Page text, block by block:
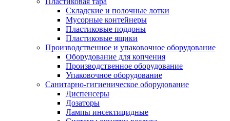
Складские и полочные лотки
Мусорные контейнеры
Пластиковые поддоны
Пластиковые ящики
Производственное и упаковочное оборудование
Оборудование для копчения
Производственное оборудование
Упаковочное оборудование
Санитарно-гигиеническое оборудование
Диспенсеры
Дозаторы
Лампы инсектицидные